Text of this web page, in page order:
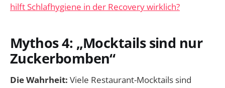
hilft Schlafhygiene in der Recovery wirklich?
Mythos 4: „Mocktails sind nur
Zuckerbomben“
Die Wahrheit: Viele Restaurant-Mocktails sind